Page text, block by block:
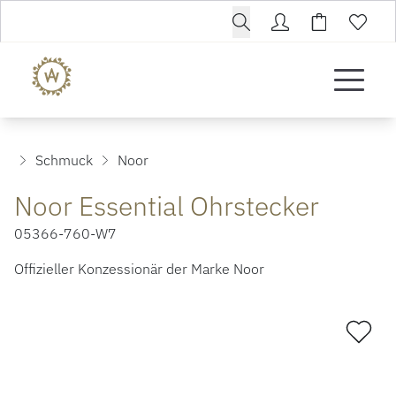
Schmuck Noor
Noor Essential Ohrstecker
05366-760-W7
Offizieller Konzessionär der Marke Noor